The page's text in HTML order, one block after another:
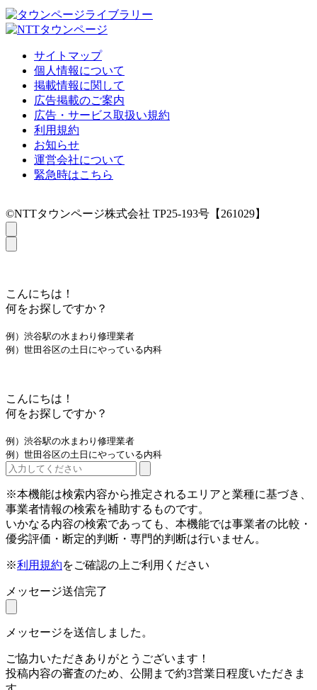
サイトマップ
個人情報について
掲載情報に関して
広告掲載のご案内
広告・サービス取扱い規約
利用規約
お知らせ
運営会社について
緊急時はこちら
©NTTタウンページ株式会社 TP25-193号【261029】
こんにちは！
何をお探しですか？
例）渋谷駅の水まわり修理業者
例）世田谷区の土日にやっている内科
こんにちは！
何をお探しですか？
例）渋谷駅の水まわり修理業者
例）世田谷区の土日にやっている内科
※本機能は検索内容から推定されるエリアと業種に基づき、
事業者情報の検索を補助するものです。
いかなる内容の検索であっても、本機能では事業者の比較・
優劣評価・断定的判断・専門的判断は行いません。
※利用規約をご確認の上ご利用ください
メッセージ送信完了
メッセージを送信しました。
ご協力いただきありがとうございます！
投稿内容の審査のため、公開まで約3営業日程度いただきま